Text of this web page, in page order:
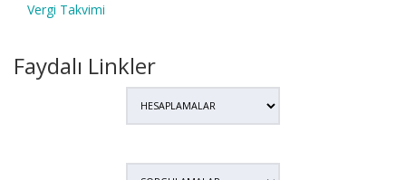
Vergi Takvimi
Faydalı Linkler